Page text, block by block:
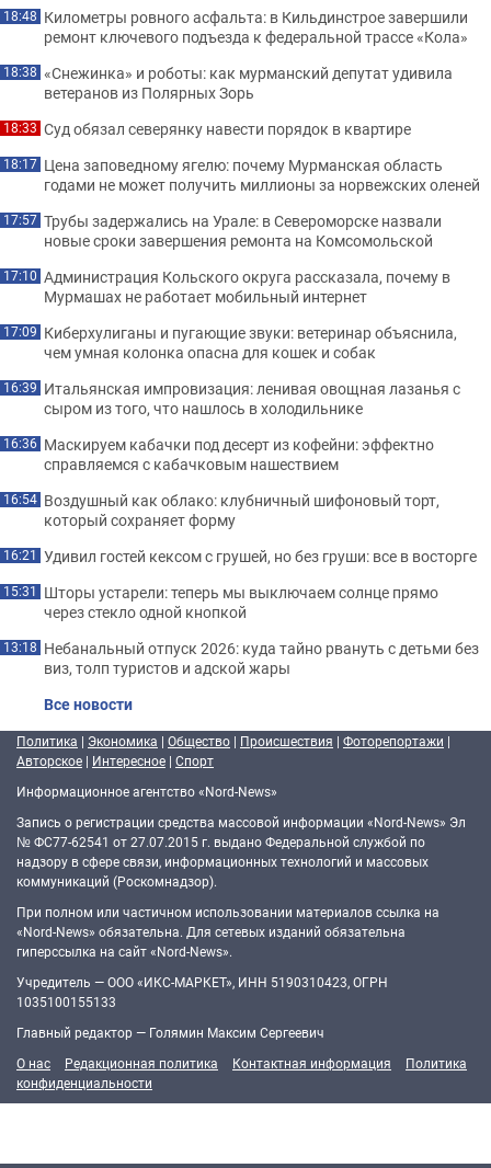
18:48 Километры ровного асфальта: в Кильдинстрое завершили
ремонт ключевого подъезда к федеральной трассе «Кола»
18:38 «Снежинка» и роботы: как мурманский депутат удивила
ветеранов из Полярных Зорь
18:33 Суд обязал северянку навести порядок в квартире
18:17 Цена заповедному ягелю: почему Мурманская область
годами не может получить миллионы за норвежских оленей
17:57 Трубы задержались на Урале: в Североморске назвали
новые сроки завершения ремонта на Комсомольской
17:10 Администрация Кольского округа рассказала, почему в
Мурмашах не работает мобильный интернет
17:09 Киберхулиганы и пугающие звуки: ветеринар объяснила,
чем умная колонка опасна для кошек и собак
16:39 Итальянская импровизация: ленивая овощная лазанья с
сыром из того, что нашлось в холодильнике
16:36 Маскируем кабачки под десерт из кофейни: эффектно
справляемся с кабачковым нашествием
16:54 Воздушный как облако: клубничный шифоновый торт,
который сохраняет форму
16:21 Удивил гостей кексом с грушей, но без груши: все в восторге
15:31 Шторы устарели: теперь мы выключаем солнце прямо
через стекло одной кнопкой
13:18 Небанальный отпуск 2026: куда тайно рвануть с детьми без
виз, толп туристов и адской жары
Все новости
Политика | Экономика | Общество | Происшествия | Фоторепортажи |
Авторское | Интересное | Спорт
Информационное агентство «Nord-News»
Запись о регистрации средства массовой информации «Nord-News» Эл
№ ФС77-62541 от 27.07.2015 г. выдано Федеральной службой по
надзору в сфере связи, информационных технологий и массовых
коммуникаций (Роскомнадзор).
При полном или частичном использовании материалов ссылка на
«Nord-News» обязательна. Для сетевых изданий обязательна
гиперссылка на сайт «Nord-News».
Учредитель — ООО «ИКС-МАРКЕТ», ИНН 5190310423, ОГРН
1035100155133
Главный редактор — Голямин Максим Сергеевич
О нас
Редакционная политика Контактная информация
Политика
конфиденциальности